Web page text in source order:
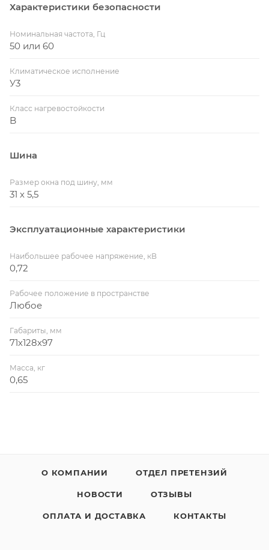
Характеристики безопасности
Номинальная частота, Гц
50 или 60
Климатическое исполнение
У3
Класс нагревостойкости
B
Шина
Размер окна под шину, мм
31 х 5,5
Эксплуатационные характеристики
Наибольшее рабочее напряжение, кВ
0,72
Рабочее положение в пространстве
Любое
Габариты, мм
71х128х97
Масса, кг
0,65
О КОМПАНИИ ОТДЕЛ ПРЕТЕНЗИЙ
НОВОСТИ ОТЗЫВЫ
ОПЛАТА И ДОСТАВКА КОНТАКТЫ